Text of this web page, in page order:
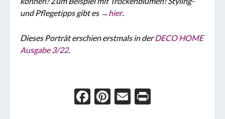
und Pflegetipps gibt es →hier.
Dieses Porträt erschien erstmals in derDECO HOME
Ausgabe 3/22.
Face
Pint
Ema